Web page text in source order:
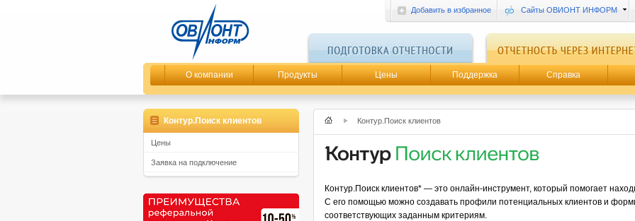
Добавить в избранное Сайты ОВИОНТ ИНФОРМ
О компании Продукты Цены Поддержка Справка
Контур.Поиск клиентов
Цены
Заявка на подключение
Контур.Поиск клиентов
Контур.Поиск клиентов* — это онлайн-инструмент, который помогает
С его помощью можно создавать профили потенциальных клиентов и
соответствующих заданным критериям.